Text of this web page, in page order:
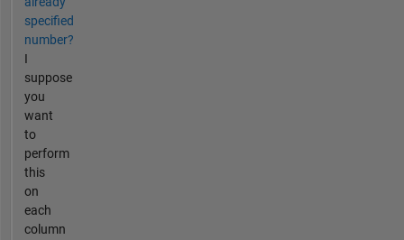
specified
number?
I
suppose
you
want
to
perform
this
on
each
column